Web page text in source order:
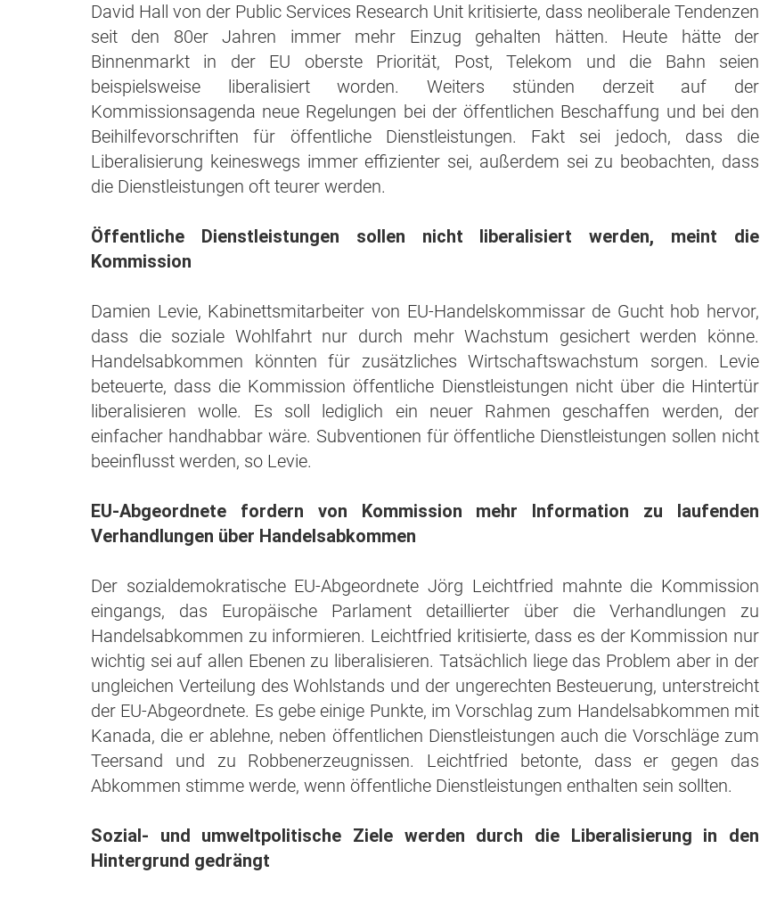
David Hall von der Public Services Research Unit kritisierte, dass neoliberale Tendenzen
seit den 80er Jahren immer mehr Einzug gehalten hätten. Heute hätte der
Binnenmarkt in der EU oberste Priorität, Post, Telekom und die Bahn seien
beispielsweise liberalisiert worden. Weiters stünden derzeit auf der
Kommissionsagenda neue Regelungen bei der öffentlichen Beschaffung und bei den
Beihilfevorschriften für öffentliche Dienstleistungen. Fakt sei jedoch, dass die
Liberalisierung keineswegs immer effizienter sei, außerdem sei zu beobachten, dass
die Dienstleistungen oft teurer werden.
Öffentliche Dienstleistungen sollen nicht liberalisiert werden, meint die
Kommission
Damien Levie, Kabinettsmitarbeiter von EU-Handelskommissar de Gucht hob hervor,
dass die soziale Wohlfahrt nur durch mehr Wachstum gesichert werden könne.
Handelsabkommen könnten für zusätzliches Wirtschaftswachstum sorgen. Levie
beteuerte, dass die Kommission öffentliche Dienstleistungen nicht über die Hintertür
liberalisieren wolle. Es soll lediglich ein neuer Rahmen geschaffen werden, der
einfacher handhabbar wäre. Subventionen für öffentliche Dienstleistungen sollen nicht
beeinflusst werden, so Levie.
EU-Abgeordnete fordern von Kommission mehr Information zu laufenden
Verhandlungen über Handelsabkommen
Der sozialdemokratische EU-Abgeordnete Jörg Leichtfried mahnte die Kommission
eingangs, das Europäische Parlament detaillierter über die Verhandlungen zu
Handelsabkommen zu informieren. Leichtfried kritisierte, dass es der Kommission nur
wichtig sei auf allen Ebenen zu liberalisieren. Tatsächlich liege das Problem aber in der
ungleichen Verteilung des Wohlstands und der ungerechten Besteuerung, unterstreicht
der EU-Abgeordnete. Es gebe einige Punkte, im Vorschlag zum Handelsabkommen mit
Kanada, die er ablehne, neben öffentlichen Dienstleistungen auch die Vorschläge zum
Teersand und zu Robbenerzeugnissen. Leichtfried betonte, dass er gegen das
Abkommen stimme werde, wenn öffentliche Dienstleistungen enthalten sein sollten.
Sozial- und umweltpolitische Ziele werden durch die Liberalisierung in den
Hintergrund gedrängt